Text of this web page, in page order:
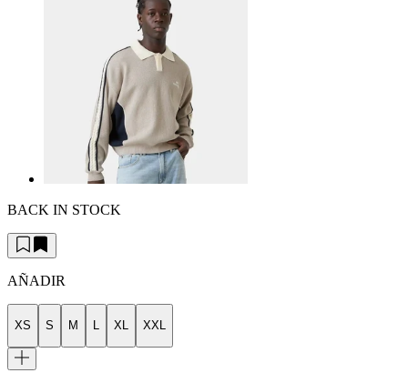
BACK IN STOCK
AÑADIR
XS S M L XL XXL